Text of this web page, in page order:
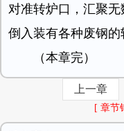
对准转炉口，汇聚
倒入装有各种废钢的
（本章完）
上一章
[ 章节